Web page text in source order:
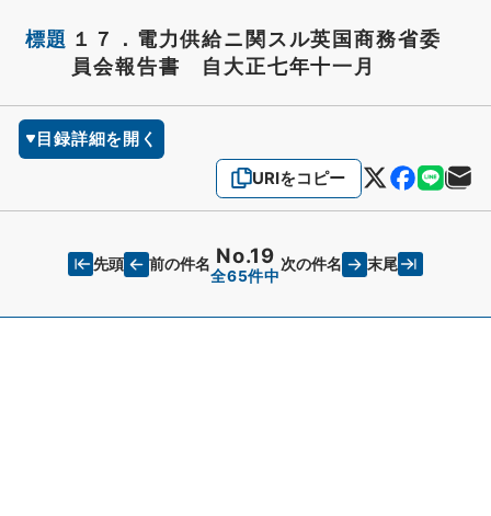
標題 １７．電力供給ニ関スル英国商務省委
員会報告書 自大正七年十一月
目録詳細を開く
URIをコピー
先頭 前の件名 No.19
全65件中
次の件名 末尾